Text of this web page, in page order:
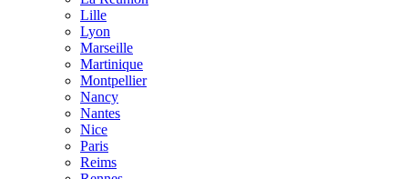
Lille
Lyon
Marseille
Martinique
Montpellier
Nancy
Nantes
Nice
Paris
Reims